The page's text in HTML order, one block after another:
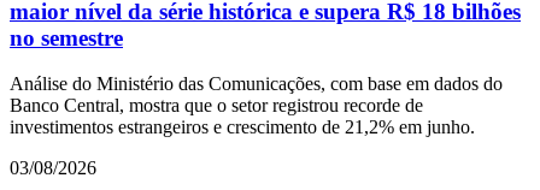
maior nível da série histórica e supera R$ 18 bilhões
no semestre
Análise do Ministério das Comunicações, com base em dados do
Banco Central, mostra que o setor registrou recorde de
investimentos estrangeiros e crescimento de 21,2% em junho.
03/08/2026